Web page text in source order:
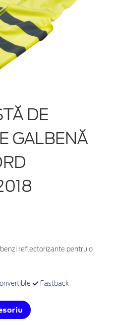
DE
GALBENĂ
reflectorizante pentru o
Fastback